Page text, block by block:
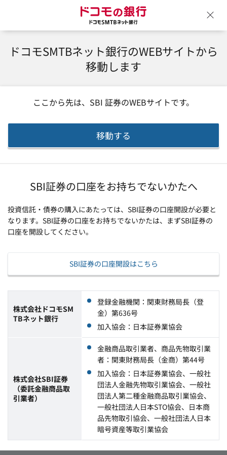
ドコモSMTBネット銀行のWEBサイトから
移動します
ここから先は、 SBI 証券のWEBサイトです。
移動する
SBI証券の口座をお持ちでないかたへ
投資信託・債券の購入にあたっては、SBI証券の口座開設が必要と
なります。SBI証券の口座をお持ちでないかたは、まずSBI証券の
口座を開設してください。
SBI証券の口座開設はこちら
株式会社ドコモSM
TBネット銀行
登録金融機関：関東財務局長（登
金）第636号
加入協会：日本証券業協会
株式会社SBI証券
（委託金融商品取
引業者）
金融商品取引業者、商品先物取引業
者：関東財務局長（金商）第44号
加入協会：日本証券業協会、一般社
団法人金融先物取引業協会、一般社
団法人第二種金融商品取引業協会、
一般社団法人日本STO協会、日本商
品先物取引協会、一般社団法人日本
暗号資産等取引業協会